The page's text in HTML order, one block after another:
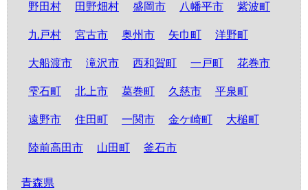
野田村 田野畑村 盛岡市 八幡平市 紫波町
九戸村 宮古市 奥州市 矢巾町 洋野町
大船渡市 滝沢市 西和賀町 一戸町 花巻市
雫石町 北上市 葛巻町 久慈市 平泉町
遠野市 住田町 一関市 金ケ崎町 大槌町
陸前高田市 山田町 釜石市
青森県